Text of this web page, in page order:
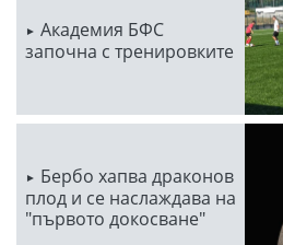
Академия БФС
започна с тренировките
Бербо хапва драконов
плод и се наслаждава на
"първото докосване"